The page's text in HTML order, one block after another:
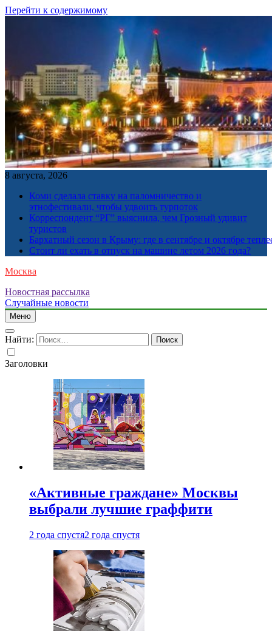
Перейти к содержимому
8 августа, 2026
Коми сделала ставку на паломничество и
этнофестивали, чтобы удвоить турпоток
Корреспондент “РГ” выяснила, чем Грозный удивит
туристов
Бархатный сезон в Крыму: где в сентябре и октябре
Стоит ли ехать в отпуск на машине летом 2026 года?
Москва
Новостная рассылка
Случайные новости
Меню
Найти:
Заголовки
«Активные граждане» Москвы
выбрали лучшие граффити
2 года спустя2 года спустя